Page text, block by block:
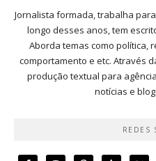
Jornalista formada, trabalha
longo desses anos, tem
Aborda temas como política,
comportamento e etc. Através
produção textual para
notícias e
REDES